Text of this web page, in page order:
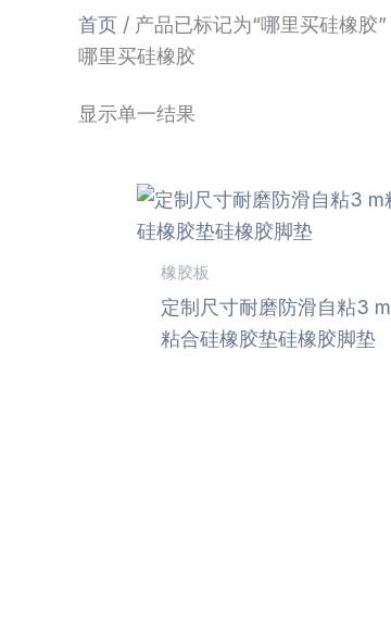
首页 / 产品已标记为“哪里买硅橡胶”
哪里买硅橡胶
显示单一结果
橡胶板
定制尺寸耐磨防滑自粘3 m
粘合硅橡胶垫硅橡胶脚垫